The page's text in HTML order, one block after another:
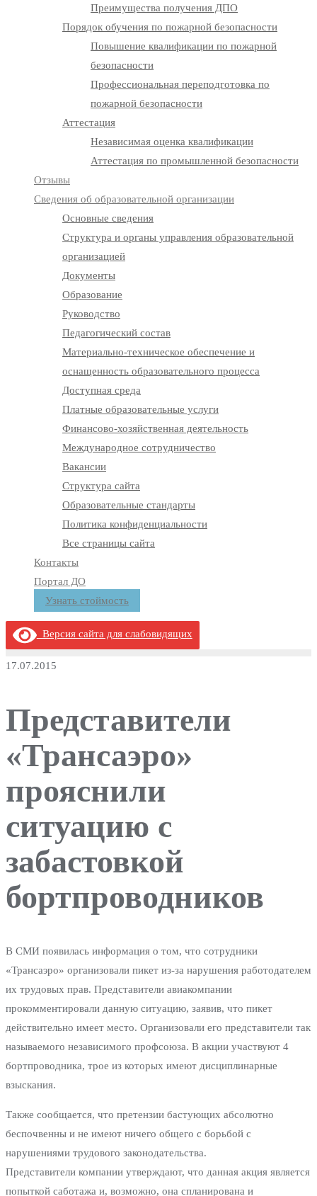
Преимущества получения ДПО
Порядок обучения по пожарной безопасности
Повышение квалификации по пожарной
безопасности
Профессиональная переподготовка по
пожарной безопасности
Аттестация
Независимая оценка квалификации
Аттестация по промышленной безопасности
Отзывы
Сведения об образовательной организации
Основные сведения
Структура и органы управления образовательной
организацией
Документы
Образование
Руководство
Педагогический состав
Материально-техническое обеспечение и
оснащенность образовательного процесса
Доступная среда
Платные образовательные услуги
Финансово-хозяйственная деятельность
Международное сотрудничество
Вакансии
Структура сайта
Образовательные стандарты
Политика конфиденциальности
Все страницы сайта
Контакты
Портал ДО
Узнать стоймость
Версия сайта для слабовидящих
17.07.2015
Представители
«Трансаэро»
прояснили
ситуацию с
забастовкой
бортпроводников
В СМИ появилась информация о том, что сотрудники
«Трансаэро» организовали пикет из-за нарушения работодателем
их трудовых прав. Представители авиакомпании
прокомментировали данную ситуацию, заявив, что пикет
действительно имеет место. Организовали его представители так
называемого независимого профсоюза. В акции участвуют 4
бортпроводника, трое из которых имеют дисциплинарные
взыскания.
Также сообщается, что претензии бастующих абсолютно
беспочвенны и не имеют ничего общего с борьбой с
нарушениями трудового законодательства.
Представители компании утверждают, что данная акция является
попыткой саботажа и, возможно, она спланирована и